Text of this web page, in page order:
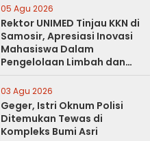
05 Agu 2026
Rektor UNIMED Tinjau KKN di
Samosir, Apresiasi Inovasi
Mahasiswa Dalam
Pengelolaan Limbah dan
Pertanian Ramah Lingkungan
03 Agu 2026
Geger, Istri Oknum Polisi
Ditemukan Tewas di
Kompleks Bumi Asri